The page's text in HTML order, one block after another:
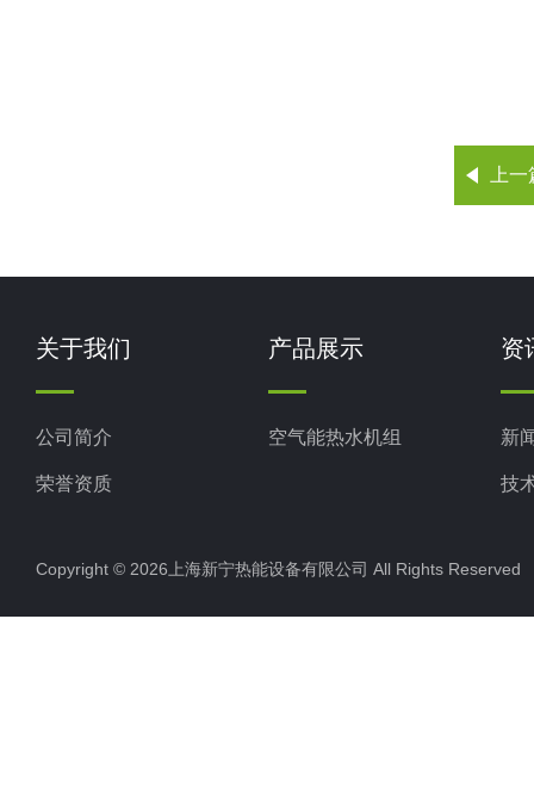
上
关于我们
公司简介
荣誉资质
产品展示
空气能热水机组
资
新
技
Copyright © 2026上海新宁热能设备有限公司 All Rights